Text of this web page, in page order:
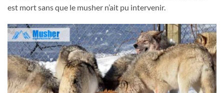
est mort sans que le musher n’ait pu intervenir.